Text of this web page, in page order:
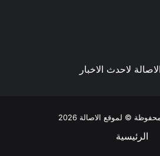
لاحدث الاخبار
© لموقع الاصالة 2026
الرئيسية